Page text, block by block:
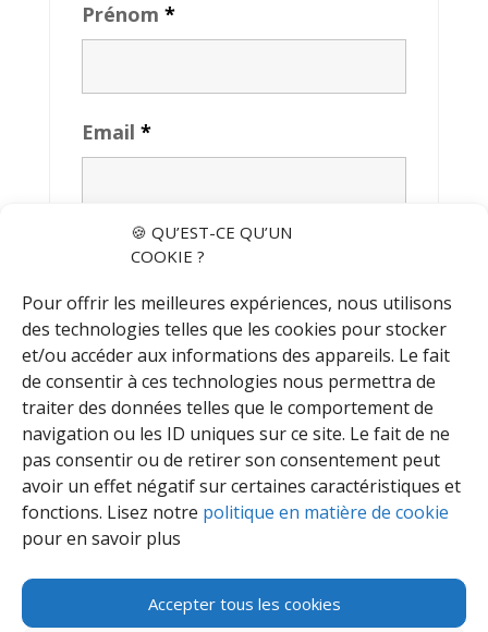
🍪 QU’EST-CE QU’UN
COOKIE ?
Pour offrir les meilleures expériences, nous utilisons
des technologies telles que les cookies pour stocker
et/ou accéder aux informations des appareils. Le fait
de consentir à ces technologies nous permettra de
traiter des données telles que le comportement de
navigation ou les ID uniques sur ce site. Le fait de ne
pas consentir ou de retirer son consentement peut
avoir un effet négatif sur certaines caractéristiques et
fonctions. Lisez notre politique en matière de cookie
pour en savoir plus
Accepter tous les cookies
Prénom *
Email *
Réclamation